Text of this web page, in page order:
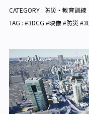
CATEGORY : 防災・教育訓練
TAG : #3DCG #映像 #防災